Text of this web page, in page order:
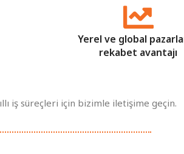
Yerel ve global
rekabet avantajı
iş süreçleri için bizimle iletişime geçin.